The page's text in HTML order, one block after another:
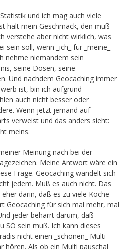
und ich mag auch viele
halt mein Geschmack, den muß
verstehe aber nicht wirklich, was
sein soll, wenn _ich_ für _meine_
nehme niemandem sein
seine Dosen, seine
Und nachdem Geocaching immer
ist, bin ich aufgrund
auch nicht besser oder
Wenn jetzt jemand auf
verweist und das anders sieht:
meins.
Meinung nach bei der
Meine Antwort wäre ein
Frage. Geocaching wandelt sich
jedem. Muß es auch nicht. Das
darin, daß es zu viele Köche
Geocaching für sich mal mehr, mal
jeder beharrt darum, daß
SO sein muß. Ich kann dieses
nicht einen _schönen_ Multi
hören. Als ob ein Multi pauschal